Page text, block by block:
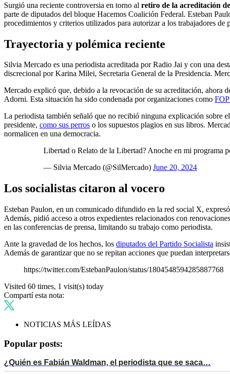
Surgió una reciente controversia en torno al retiro de la acreditación
parte de diputados del bloque Hacemos Coalición Federal. Esteban
procedimientos y criterios utilizados para autorizar a los trabajadores de
Trayectoria y polémica reciente
Silvia Mercado es una periodista acreditada por Radio Jai y con una
discrecional por Karina Milei, Secretaria General de la Presidencia.
Mercado explicó que, debido a la revocación de su acreditación, ahora
Adorni. Esta situación ha sido condenada por organizaciones como
La periodista también señaló que no recibió ninguna explicación sobre
presidente, como sus perros o los supuestos plagios en sus libros.
normalicen en una democracia.
Libertad o Relato de la Libertad? Anoche en mi programa
— Silvia Mercado (@SilMercado) June 20, 2024
Los socialistas citaron al vocero
Esteban Paulon, en un comunicado difundido en la red social X,
Además, pidió acceso a otros expedientes relacionados con
en las conferencias de prensa, limitando su trabajo como periodista.
Ante la gravedad de los hechos, los diputados del Partido Socialista
Además de garantizar que no se repitan acciones que puedan
https://twitter.com/EstebanPaulon/status/1804548594285887768
Visited 60 times, 1 visit(s) today
Compartí esta nota:
NOTICIAS MÁS LEÍDAS
Popular posts:
¿Quién es Fabián Waldman, el periodista que se saca…